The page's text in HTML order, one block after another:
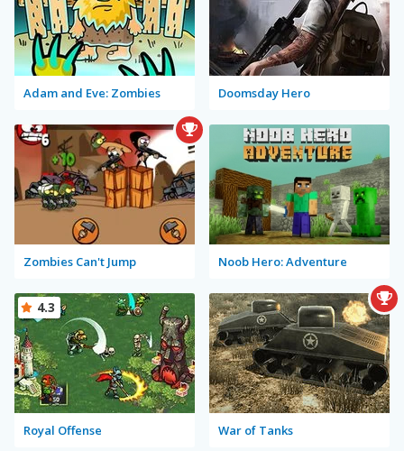
Adam and Eve: Zombies Doomsday Hero
Zombies Can't Jump Noob Hero: Adventure
Royal Offense
4.3
War of Tanks